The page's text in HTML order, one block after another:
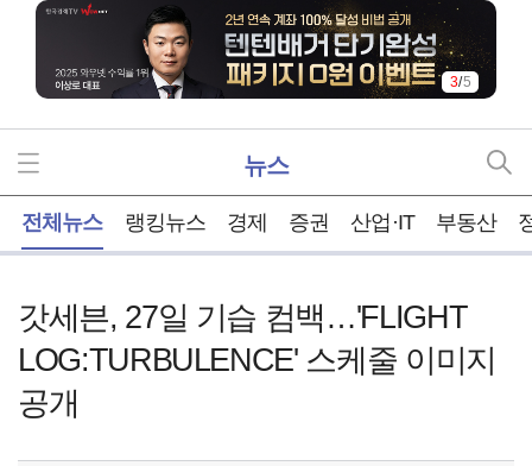
3/5
뉴스
전체뉴스 랭킹뉴스 경제 증권 산업·IT 부동산
갓세븐, 27일 기습 컴백…'FLIGHT
LOG:TURBULENCE' 스케줄 이미지
공개